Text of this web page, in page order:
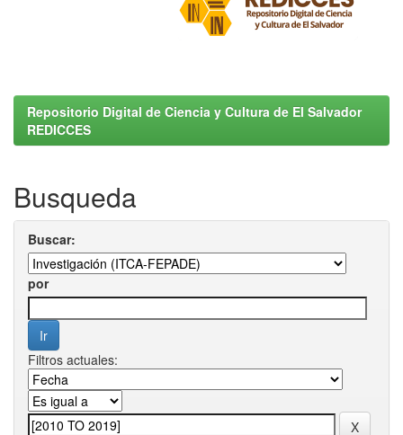
Repositorio Digital de Ciencia y Cultura de El Salvador
REDICCES
Busqueda
Buscar:
por
Filtros actuales: